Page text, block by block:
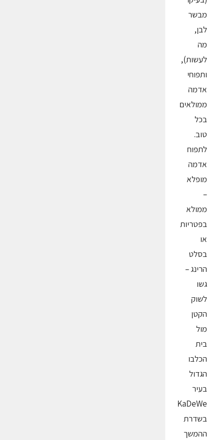
מבשר
לבן,
מה
לעשות),
ותפוחי
אדמה
ממולאים
בכל
טוב.
לתפוח
אדמה
מופלא
–
ממולא
בפטריות
או
בסלט
הרינג –
גשו
לשוק
הקטן
מול
בית
הכלבו
הגדול
בעיר
KaDeWe
בשדרת
ההמשך